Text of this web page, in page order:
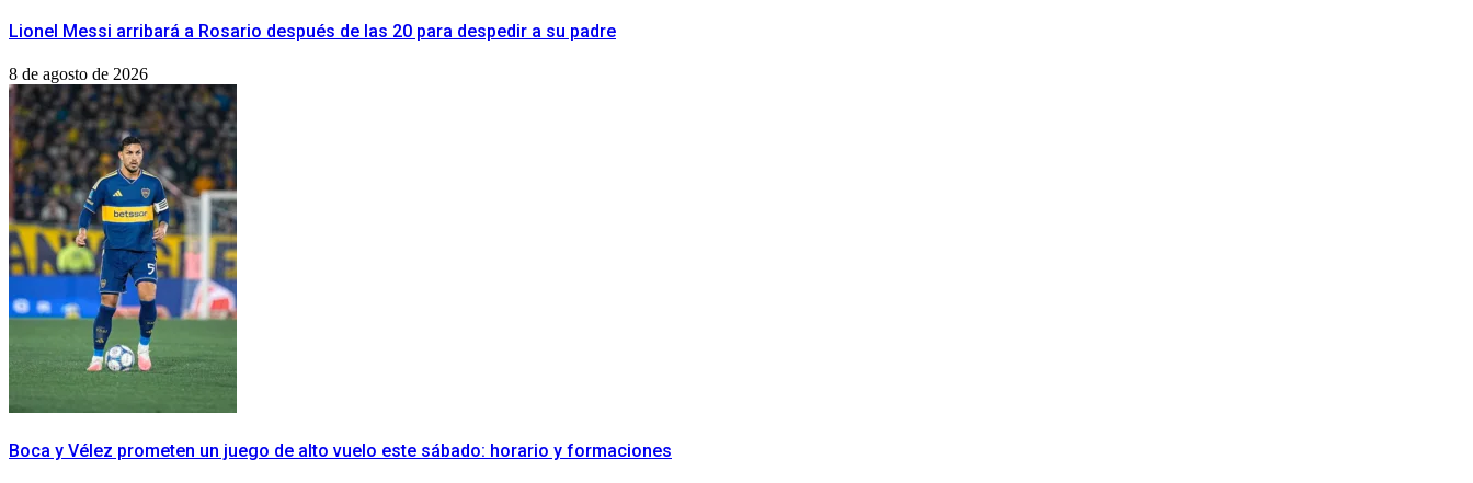
Lionel Messi arribará a Rosario después de las 20 para despedir a su padre
8 de agosto de 2026
Boca y Vélez prometen un juego de alto vuelo este sábado: horario y formaciones